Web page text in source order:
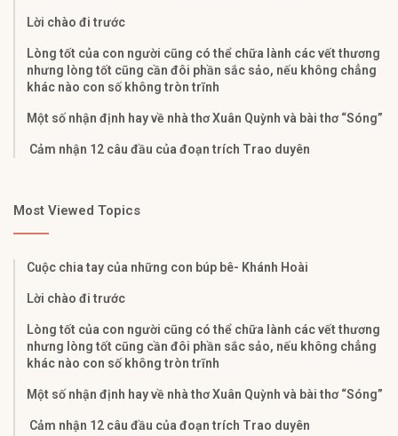
Lời chào đi trước
Lòng tốt của con người cũng có thể chữa lành các vết thương
nhưng lòng tốt cũng cần đôi phần sắc sảo, nếu không chẳng
khác nào con số không tròn trĩnh
Một số nhận định hay về nhà thơ Xuân Quỳnh và bài thơ “Sóng”
Cảm nhận 12 câu đầu của đoạn trích Trao duyên
Most Viewed Topics
Cuộc chia tay của những con búp bê- Khánh Hoài
Lời chào đi trước
Lòng tốt của con người cũng có thể chữa lành các vết thương
nhưng lòng tốt cũng cần đôi phần sắc sảo, nếu không chẳng
khác nào con số không tròn trĩnh
Một số nhận định hay về nhà thơ Xuân Quỳnh và bài thơ “Sóng”
Cảm nhận 12 câu đầu của đoạn trích Trao duyên